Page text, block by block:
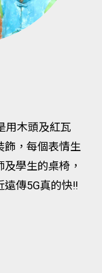
用木頭及紅瓦
飾，每個表情生
學生的桌椅，
傳5G真的快‼️